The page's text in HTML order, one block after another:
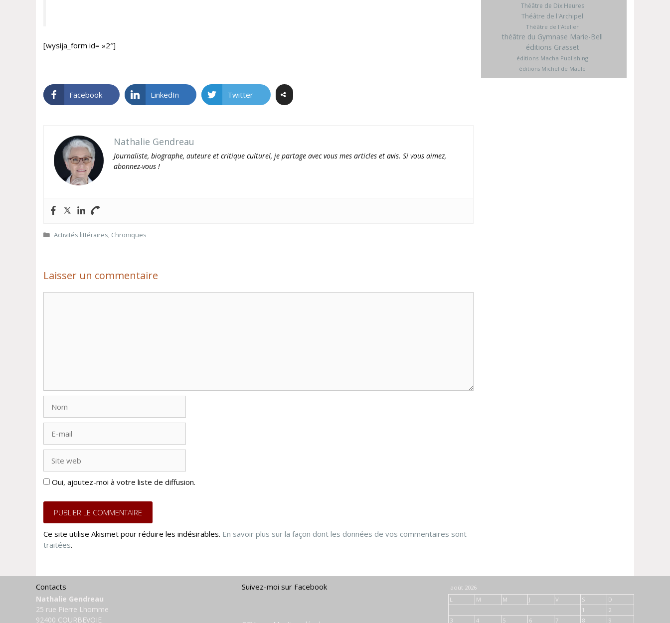
[wysija_form id= »2″]
Facebook LinkedIn Twitter
Nathalie Gendreau
Journaliste, biographe, auteure et critique culturel, je partage avec vous mes articles et avis. Si vous aimez,
abonnez-vous !
Catégories
Activités littéraires, Chroniques
Laisser un commentaire
mail
web
Oui, ajoutez-moi à votre liste de diffusion.
Ce site utilise Akismet pour réduire les indésirables. En savoir plus sur la façon dont les données de vos commentaires sont
traitées.
Théâtre de Dix Heures
Théâtre de l'Archipel
Théâtre de l'Atelier
théâtre du Gymnase Marie-Bell
éditions Grasset
éditions Macha Publishing
éditions Michel de Maule
Contacts
Nathalie Gendreau
25 rue Pierre Lhomme
92400 COURBEVOIE
Suivez-moi sur Facebook
août 2026
L
M M J V S
D
1
2
3
4 5 6 7 8 9